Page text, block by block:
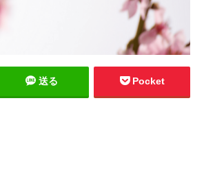
送る Pocket